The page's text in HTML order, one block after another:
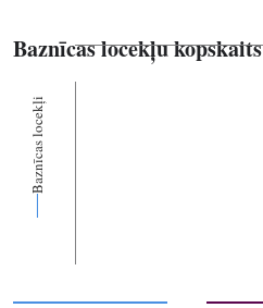
Baznīcas locekļu kopskaits
Baznīcas locekļi